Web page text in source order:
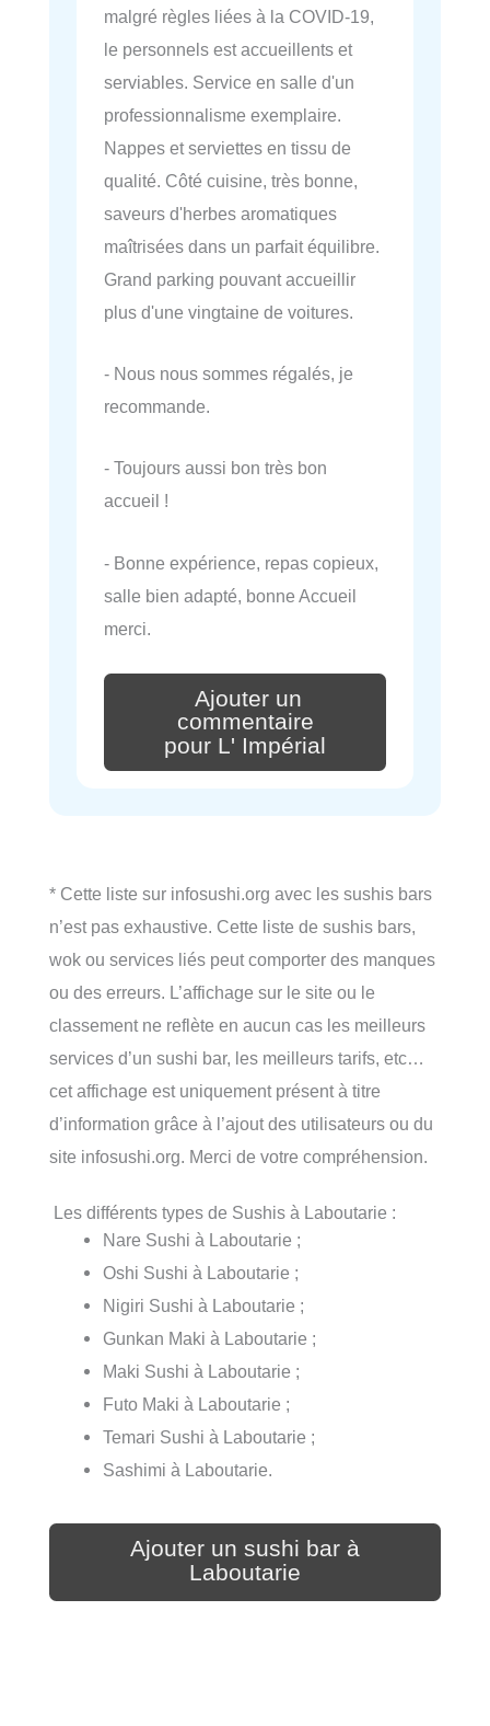
malgré règles liées à la COVID-19,
le personnels est accueillents et
serviables. Service en salle d'un
professionnalisme exemplaire.
Nappes et serviettes en tissu de
qualité. Côté cuisine, très bonne,
saveurs d'herbes aromatiques
maîtrisées dans un parfait équilibre.
Grand parking pouvant accueillir
plus d'une vingtaine de voitures.
- Nous nous sommes régalés, je
recommande.
- Toujours aussi bon très bon
accueil !
- Bonne expérience, repas copieux,
salle bien adapté, bonne Accueil
merci.
Ajouter un
commentaire
pour L' Impérial
* Cette liste sur infosushi.org avec les sushis bars
n’est pas exhaustive. Cette liste de sushis bars,
wok ou services liés peut comporter des manques
ou des erreurs. L’affichage sur le site ou le
classement ne reflète en aucun cas les meilleurs
services d’un sushi bar, les meilleurs tarifs, etc…
cet affichage est uniquement présent à titre
d’information grâce à l’ajout des utilisateurs ou du
site infosushi.org. Merci de votre compréhension.
Les différents types de Sushis à Laboutarie :
Nare Sushi à Laboutarie ;
Oshi Sushi à Laboutarie ;
Nigiri Sushi à Laboutarie ;
Gunkan Maki à Laboutarie ;
Maki Sushi à Laboutarie ;
Futo Maki à Laboutarie ;
Temari Sushi à Laboutarie ;
Sashimi à Laboutarie.
Ajouter un sushi bar à
Laboutarie